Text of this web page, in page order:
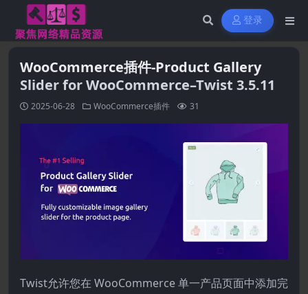
登录
WooCommerce插件-Product Gallery
Slider for WooCommerce–Twist 3.5.11
2025-06-28 WooCommerce插件 31
Twist允许您在 WooCommerce 单一产品页面中添加完